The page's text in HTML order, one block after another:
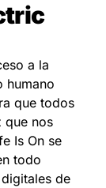
a la
humano
que todos
que nos
Is On se
todo
de